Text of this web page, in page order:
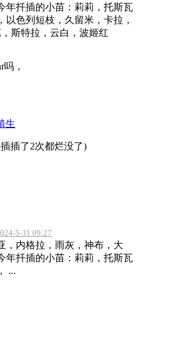
扦插的小苗：莉莉，托斯瓦
以色列短枝，久留米，卡拉，
斯特拉，云白，波姬红
，
生
插了2次都烂没了)
5-31 09:27
，内格拉，雨灰，神布，大
扦插的小苗：莉莉，托斯瓦
...